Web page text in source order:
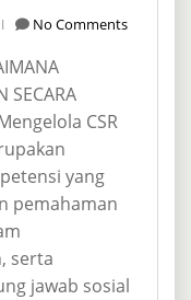
No Comments
SECARA
CSR
yang
pemahaman
serta
jawab sosial